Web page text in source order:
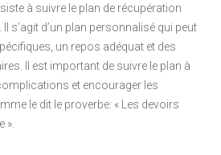
à suivre le plan de récupération
s’agit d’un plan personnalisé qui peut
un repos adéquat et des
Il est important de suivre le plan à
et encourager les
le dit le proverbe: « Les devoirs
».